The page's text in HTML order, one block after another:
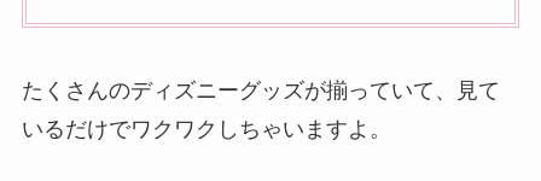
たくさんのディズニーグッズが揃っていて、見て
いるだけでワクワクしちゃいますよ。